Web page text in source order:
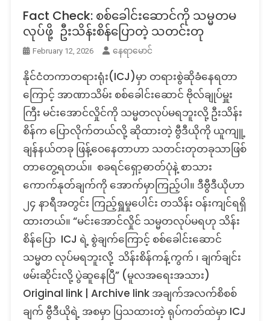
Fact Check: စစ်ခေါင်းဆောင်ကို သမ္မတမ
လုပ်ဖို့ ဦးသိန်းစိန်ပြောတဲ့ သတင်းတု
February 12, 2026 နေရာမောင်
နိုင်ငံတကာတရားရုံး(ICJ)မှာ တရားစွဲဆိုခံနေရတာ
ကြောင့် အာဏာသိမ်း စစ်ခေါင်းဆောင် ဗိုလ်ချုပ်မှူး
ကြီး မင်းအောင်လှိုင်ကို သမ္မတလုပ်မရဘူးလို့ ဦးသိန်း
စိန်က ပြောလိုက်တယ်လို့ ဆိုထားတဲ့ ဗွီဒီယိုကို ယူကျူ့
ချန်နယ်တခု ဖြန့်ဝေနေတာဟာ သတင်းတုတခုသာဖြစ်
တာတွေ့ရတယ်။ စခရင်ရှော့ဓာတ်ပုံနဲ့ စာသား
ကောက်နုတ်ချက်ကို အောက်မှာကြည့်ပါ။ ဒီဗွီဒီယိုဟာ
၂၄ နာရီအတွင်း ကြည့်ရှူမှုပေါင်း တသိန်း ဝန်းကျင်ရရှိ
ထားတယ်။ “မင်းအောင်လှိုင် သမ္မတလုပ်မရဟု သိန်း
စိန်ပြော ICJ ရဲ့ စွဲချက်ကြောင့် စစ်ခေါင်းဆောင်
သမ္မတ လုပ်မရဘူးလို့ သိန်းစိန်ကန့်ကွက် ၊ ချက်ချင်း
ဖမ်းဆိုင်းလို့ ပွဲဆူနေပြီ” (မူလအရေးအသား)
Original link | Archive link အချက်အလက်စိစစ်
ချက် ဗွီဒီယိုရဲ့ အစမှာ ပြသထားတဲ့ ရုပ်ကတ်ထဲမှာ ICJ